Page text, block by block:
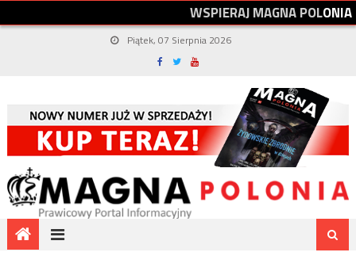
WSPIERAJMAGNAPOLONIA
Piątek, 07 Sierpnia 2026